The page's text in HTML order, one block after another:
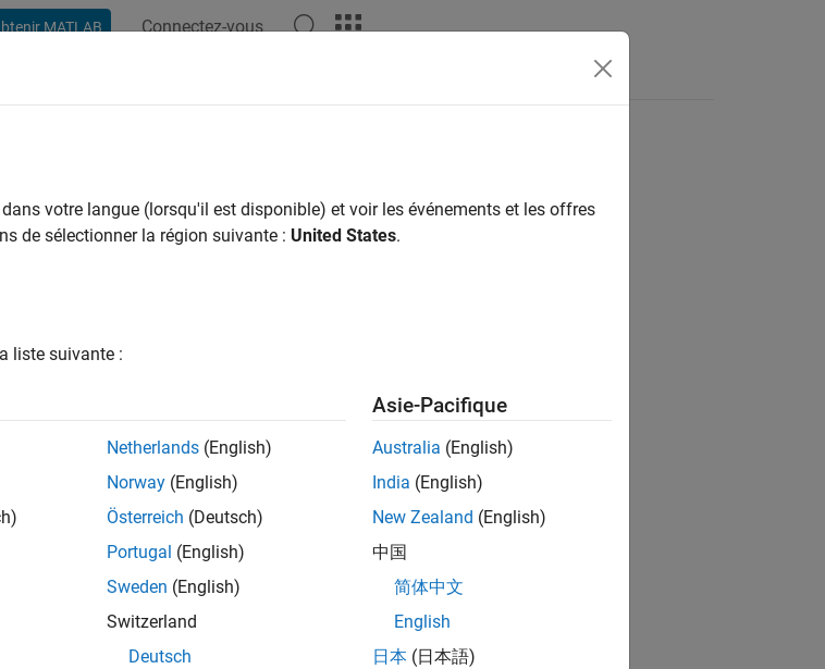
MATLAB Connectez-vous
How useful was this information?
votre langue (lorsqu'il est disponible) et voir les événements et les offres
de sélectionner la région suivante : United States.
liste suivante :
Netherlands (English)
Norway (English)
Österreich (Deutsch)
Portugal (English)
Sweden (English)
Switzerland
Deutsch
Asie-Pacifique
Australia (English)
India (English)
New Zealand (English)
中国
简体中文
English
日本 (日本語)